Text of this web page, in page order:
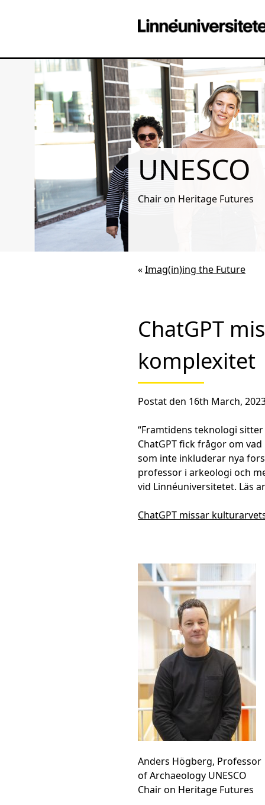
UNESCO
Chair on Heritage Futures
«Imag(in)ing the Future
ChatGPT
komplexitet
Postat den 16th March,
“Framtidens teknologi
ChatGPT fick frågor om
som inte inkluderar nya
professor i arkeologi och
vid Linnéuniversitetet. Läs
ChatGPT missar
Anders Högberg, Professor
of Archaeology UNESCO
Chair on Heritage Futures